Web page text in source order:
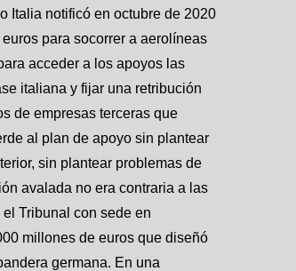
Italia notificó en octubre de 2020
para socorrer a aerolíneas
acceder a los apoyos las
italiana y fijar una retribución
de empresas terceras que
al plan de apoyo sin plantear
sin plantear problemas de
avalada no era contraria a las
Tribunal con sede en
millones de euros que diseñó
germana. En una